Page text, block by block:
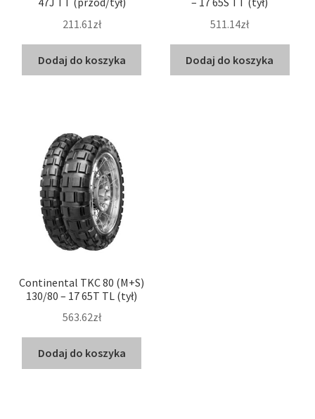
211.61zł
Dodaj do koszyka
511.14zł
Dodaj do koszyka
Continental TKC 80 (M+S)
130/80 – 17 65T TL (tył)
563.62zł
Dodaj do koszyka